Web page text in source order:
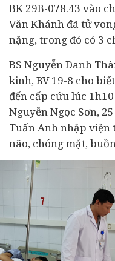
BK 29B-078.43 vào
Văn Khánh đã tử
nặng, trong đó có 3
BS Nguyễn Danh
kinh, BV 19-8 cho
đến cấp cứu lúc
Nguyễn Ngọc Sơn,
Tuấn Anh nhập
não, chóng mặt,